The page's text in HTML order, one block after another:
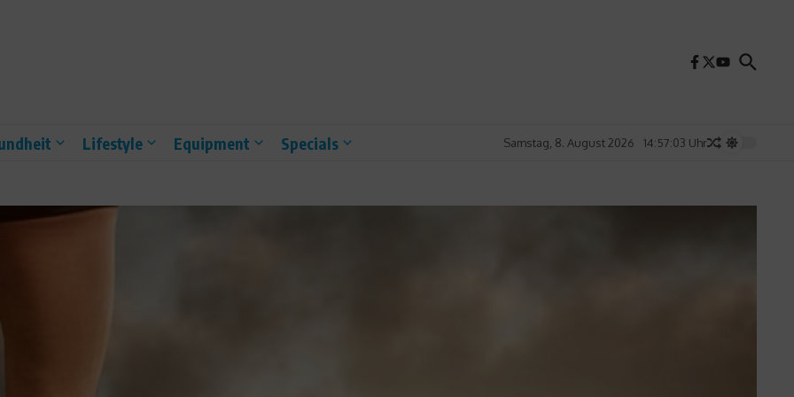
Lifestyle Equipment Specials Samstag, 8. August 2026 14:57:05 Uhr